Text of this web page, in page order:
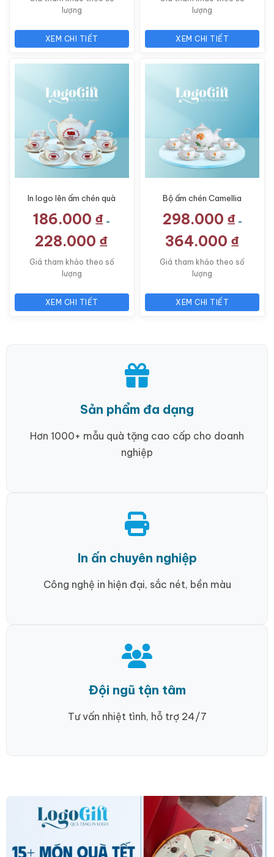
lượng
XEM CHI TIẾT
lượng
XEM CHI TIẾT
In logo lên ấm chén quà
hiệu Camellia 500ml
186.000 ₫ -
228.000 ₫
Giá tham khảo theo số
lượng
XEM CHI TIẾT
Bộ ấm chén Camellia
hồng liên hoa kẻ chỉ
298.000 ₫ -
364.000 ₫
Giá tham khảo theo số
lượng
XEM CHI TIẾT
Sản phẩm đa dạng
Hơn 1000+ mẫu quà tặng cao cấp cho doanh
nghiệp
In ấn chuyên nghiệp
Công nghệ in hiện đại, sắc nét, bền màu
Đội ngũ tận tâm
Tư vấn nhiệt tình, hỗ trợ 24/7